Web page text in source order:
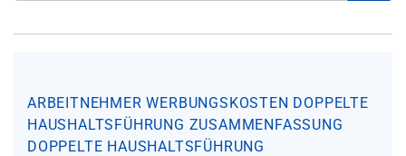
ARBEITNEHMER WERBUNGSKOSTEN DOPPELTE
HAUSHALTSFÜHRUNG ZUSAMMENFASSUNG
DOPPELTE HAUSHALTSFÜHRUNG